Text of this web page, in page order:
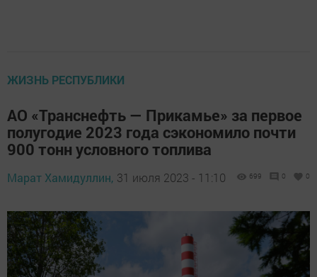
ЖИЗНЬ РЕСПУБЛИКИ
АО «Транснефть — Прикамье» за первое
полугодие 2023 года сэкономило почти
900 тонн условного топлива
Марат Хамидуллин, 31 июля 2023 - 11:10 699 0 0